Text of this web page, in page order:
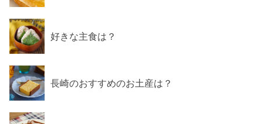
好きな主食は？
長崎のおすすめのお土産は？